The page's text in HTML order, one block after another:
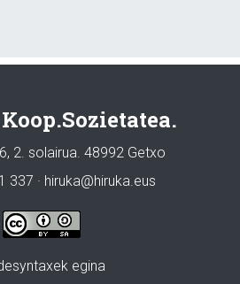
2. solairua. 48992 Getxo
337 · hiruka@hiruka.eus
egina